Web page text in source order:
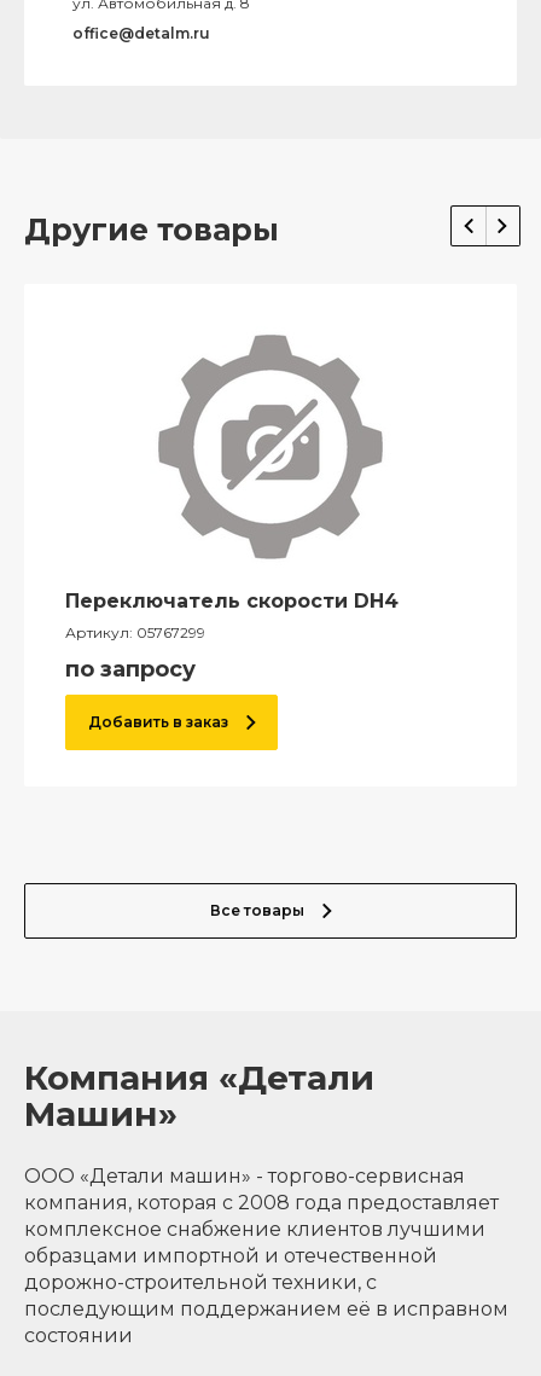
office@detalm.ru
Другие товары
Переключатель скорости DH4
Артикул: 05767299
по запросу
Добавить в заказ
Все товары
Компания «Детали
Машин»
ООО «Детали машин» - торгово-сервисная
компания, которая с 2008 года предоставляет
комплексное снабжение клиентов лучшими
образцами импортной и отечественной
дорожно-строительной техники, с
последующим поддержанием её в исправном
состоянии